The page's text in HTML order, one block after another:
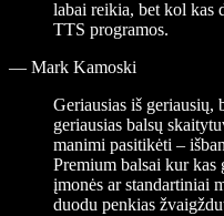
labai reikia, bet kol kas
TTS programos.
— Mark Kamoski
Geriausias iš geriausių,
geriausias balsų
manimi pasitikėti –
Premium balsai kur kas
įmonės ar standartiniai
duodu penkias